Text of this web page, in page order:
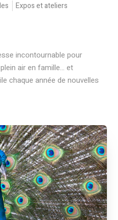
Expos et ateliers
incontournable pour
air en famille... et
chaque année de nouvelles